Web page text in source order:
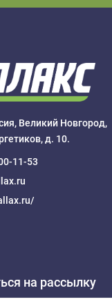
Великий Новгород,
д. 10.
11-53
на рассылку